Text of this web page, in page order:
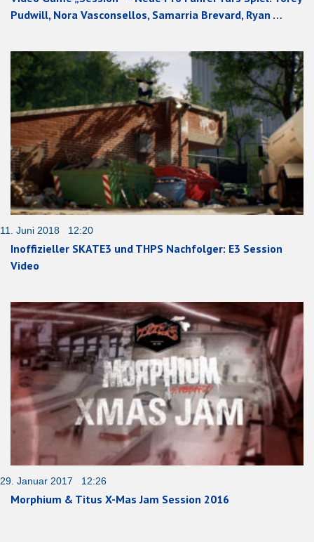
Pudwill, Nora Vasconsellos, Samarria Brevard, Ryan …
11. Juni 2018 12:20
Inoffizieller SKATE3 und THPS Nachfolger: E3 Session
Video
29. Januar 2017 12:26
Morphium & Titus X-Mas Jam Session 2016